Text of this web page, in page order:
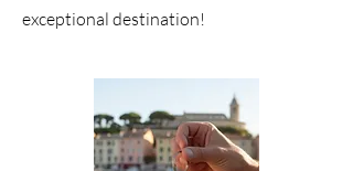
exceptional destination!